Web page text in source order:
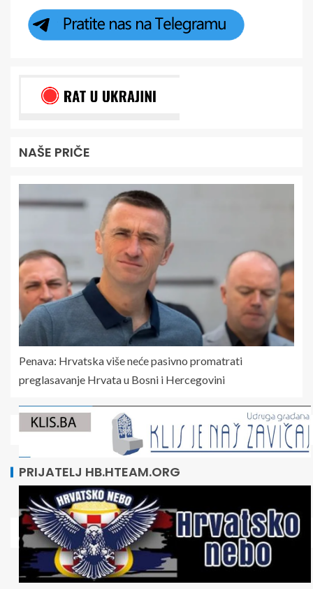
NAŠE PRIČE
Penava: Hrvatska više neće pasivno promatrati
preglasavanje Hrvata u Bosni i Hercegovini
PRIJATELJ HB.HTEAM.ORG